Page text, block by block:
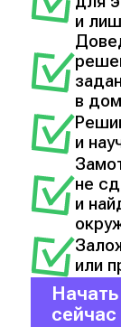
и
в
и
не
и
или
сейчас